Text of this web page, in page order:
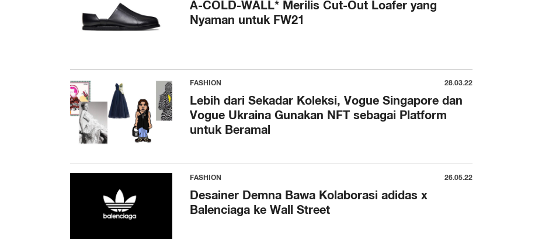
A-COLD-WALL* Merilis Cut-Out Loafer yang
Nyaman untuk FW21
FASHION 28.03.22
Lebih dari Sekadar Koleksi, Vogue Singapore dan
Vogue Ukraina Gunakan NFT sebagai Platform
untuk Beramal
FASHION 26.05.22
Desainer Demna Bawa Kolaborasi adidas x
Balenciaga ke Wall Street